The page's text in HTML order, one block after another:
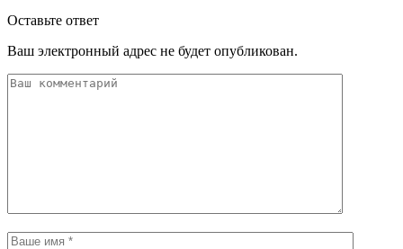
Оставьте ответ
Ваш электронный адрес не будет опубликован.